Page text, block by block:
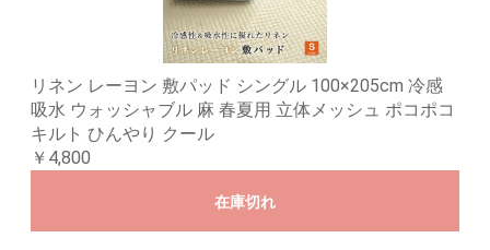
リネン レーヨン 敷パッド シングル 100×205cm 冷感
吸水 ウォッシャブル 麻 春夏用 立体メッシュ ポコポコ
キルト ひんやり クール
￥4,800
在庫切れ